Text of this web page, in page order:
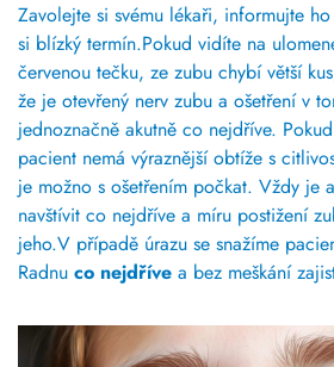
Zavolejte si svému lékaři, informujte
si blízký termín.Pokud vidíte na
červenou tečku, ze zubu chybí větší
že je otevřený nerv zubu a ošetření v
jednoznačně akutně co nejdříve.
pacient nemá výraznější obtíže s
je možno s ošetřením počkat. Vždy je
navštívit co nejdříve a míru postižení
jeho.V případě úrazu se snažíme
Radnu co nejdříve a bez meškání